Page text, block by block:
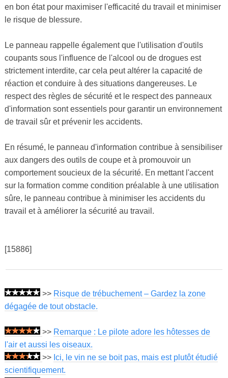
en bon état pour maximiser l'efficacité du travail et minimiser
le risque de blessure.
Le panneau rappelle également que l'utilisation d'outils
coupants sous l'influence de l'alcool ou de drogues est
strictement interdite, car cela peut altérer la capacité de
réaction et conduire à des situations dangereuses. Le
respect des règles de sécurité et le respect des panneaux
d'information sont essentiels pour garantir un environnement
de travail sûr et prévenir les accidents.
En résumé, le panneau d'information contribue à sensibiliser
aux dangers des outils de coupe et à promouvoir un
comportement soucieux de la sécurité. En mettant l'accent
sur la formation comme condition préalable à une utilisation
sûre, le panneau contribue à minimiser les accidents du
travail et à améliorer la sécurité au travail.
[15886]
>> Risque de trébuchement – ​​Gardez la zone
dégagée de tout obstacle.
>> Remarque : Le pilote adore les hôtesses de
l'air et aussi les oiseaux.
>> Ici, le vin ne se boit pas, mais est plutôt étudié
scientifiquement.